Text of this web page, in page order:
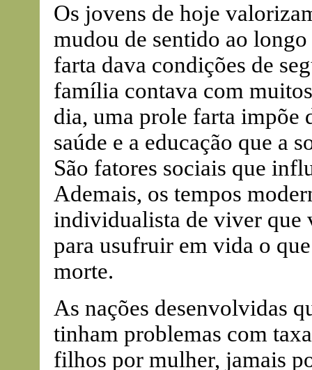
Os jovens de hoje
mudou de sentido ao
farta dava condições de
família contava com
dia, uma prole farta impõe
saúde e a educação que a
São fatores sociais que
Ademais, os tempos
individualista de viver que
para usufruir em vida o
morte.
As nações desenvolvidas
tinham problemas com
filhos por mulher, jamais